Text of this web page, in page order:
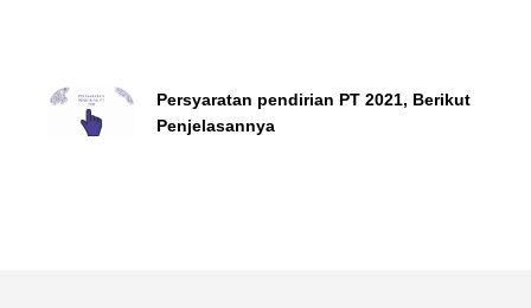
Persyaratan pendirian PT 2021, Berikut
Penjelasannya